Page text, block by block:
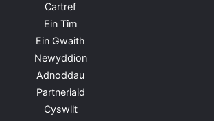
Cartref
Ein Tîm
Ein Gwaith
Newyddion
Adnoddau
Partneriaid
Cyswllt